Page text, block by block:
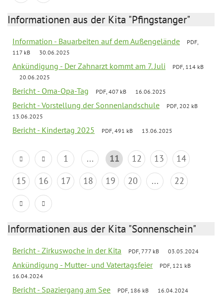
Informationen aus der Kita "Pfingstanger"
Information - Bauarbeiten auf dem Außengelände
PDF,
117 kB
30.06.2025
Ankündigung - Der Zahnarzt kommt am 7. Juli
PDF, 114 kB
20.06.2025
Bericht - Oma-Opa-Tag PDF, 407 kB 16.06.2025
Bericht - Vorstellung der Sonnenlandschule
PDF, 202 kB
13.06.2025
Bericht - Kindertag 2025 PDF, 491 kB 13.06.2025
1 ... 11 12 13
14
15
16 17 18 19 20 ... 22
Informationen aus der Kita "Sonnenschein"
Bericht - Zirkuswoche in der Kita PDF, 777 kB 03.05.2024
Ankündigung - Mutter- und Vatertagsfeier
PDF, 121 kB
16.04.2024
Bericht - Spaziergang am See PDF, 186 kB 16.04.2024